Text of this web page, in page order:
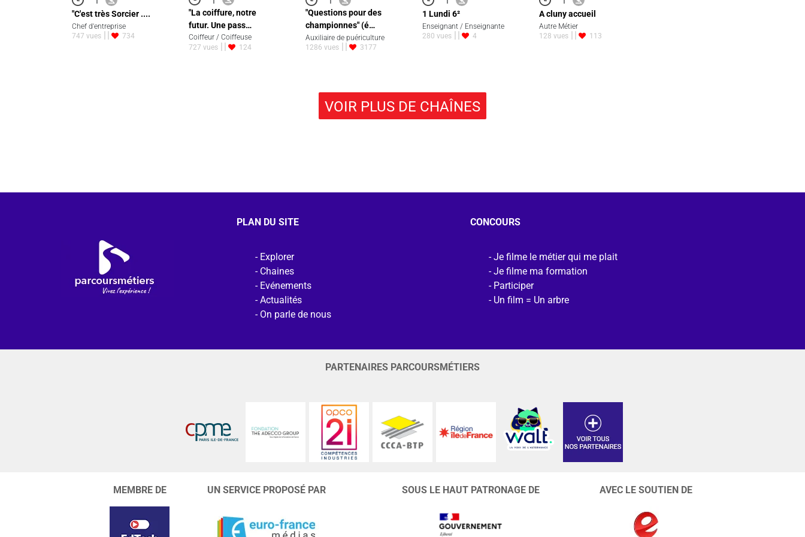
"C'est très Sorcier ....
Chef d'entreprise
747 vues
734
"La coiffure, notre
futur. Une pass…
Coiffeur / Coiffeuse
727 vues
124
"Questions pour des
championnes" (é…
Auxiliaire de puériculture
1286 vues
3177
1 Lundi 6²
Enseignant / Enseignante
280 vues
4
A cluny accueil
Autre Métier
128 vues
113
VOIR PLUS DE CHAÎNES
PLAN DU SITE
Explorer
Chaines
Evénements
Actualités
On parle de nous
CONCOURS
Je filme le métier qui me plait
Je filme ma formation
Participer
Un film = Un arbre
PARTENAIRES PARCOURSMÉTIERS
MEMBRE DE UN SERVICE PROPOSÉ PAR SOUS LE HAUT PATRONAGE DE AVEC LE SOUTIEN DE